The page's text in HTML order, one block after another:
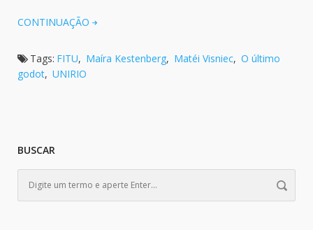
CONTINUAÇÃO
Tags: FITU, Maíra Kestenberg, Matéi Visniec, O último
godot, UNIRIO
BUSCAR